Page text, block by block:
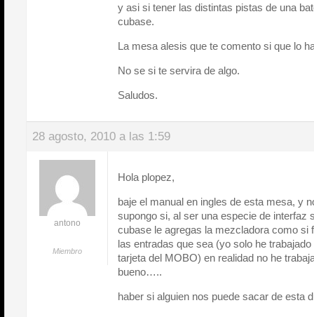
y asi si tener las distintas pistas de una
cubase.
La mesa alesis que te comento si que lo
No se si te servira de algo.
Saludos.
28 agosto, 2010 a las 1:59
antono
Miembro
Hola plopez,
baje el manual en ingles de esta mesa, y
supongo si, al ser una especie de interfaz
cubase le agregas la mezcladora como si
las entradas que sea (yo solo he
tarjeta del MOBO) en realidad no he
bueno…..
haber si alguien nos puede sacar de esta